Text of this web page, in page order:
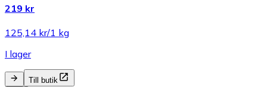
219 kr
125,14 kr/1 kg
I lager
Till butik